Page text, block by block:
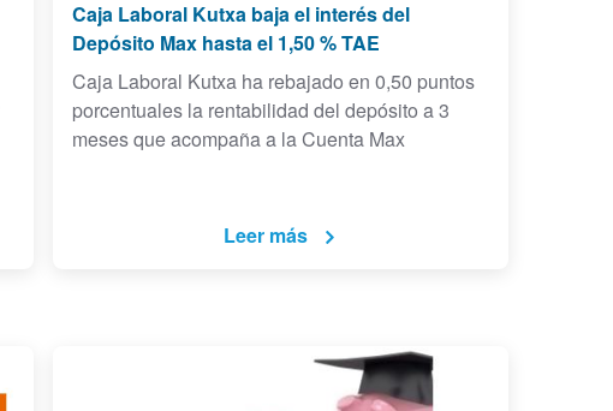
Caja Laboral Kutxa baja el interés del
Depósito Max hasta el 1,50 % TAE
Caja Laboral Kutxa ha rebajado en 0,50 puntos
porcentuales la rentabilidad del depósito a 3
meses que acompaña a la Cuenta Max
Leer más